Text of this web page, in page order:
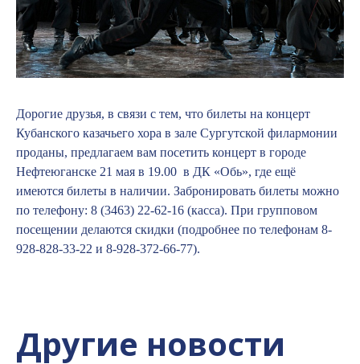
Дорогие друзья, в связи с тем, что билеты на концерт
Кубанского казачьего хора в зале Сургутской филармонии
проданы, предлагаем вам посетить концерт в городе
Нефтеюганске 21 мая в 19.00 в ДК «Обь», где ещё
имеются билеты в наличии. Забронировать билеты можно
по телефону: 8 (3463) 22-62-16 (касса). При групповом
посещении делаются скидки (подробнее по телефонам 8-
928-828-33-22 и 8-928-372-66-77).
Другие новости